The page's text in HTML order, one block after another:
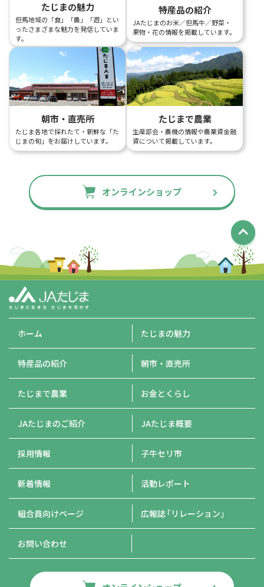
たじまの魅力
但馬地域の「食」「農」「遊」とい
ったさまざまな魅力を発信していま
す。
特産品の紹介
JAたじまのお米／但馬牛／野菜・
果物・花の情報を掲載しています。
朝市・直売所
たじま各地で採れたて・新鮮な「た
じまの旬」をお届けしています。
たじまで農業
生産部会・農機の情報や農業資金融
資について掲載しています。
オンラインショップ
ホーム たじまの魅力
特産品の紹介 朝市・直売所
たじまで農業 お金とくらし
JAたじまのご紹介 JAたじま概要
採用情報 子牛セリ市
新着情報 活動レポート
組合員向けページ 広報誌「リレーション」
お問い合わせ